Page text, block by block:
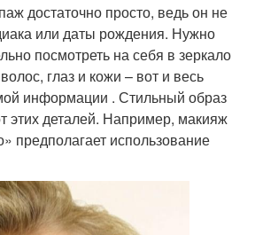
достаточно просто, ведь он не
или даты рождения. Нужно
посмотреть на себя в зеркало
глаз и кожи – вот и весь
информации . Стильный образ
этих деталей. Например, макияж
предполагает использование